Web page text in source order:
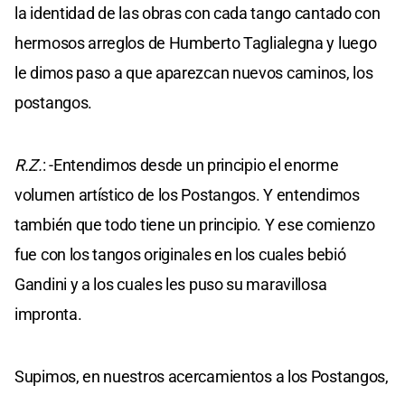
la identidad de las obras con cada tango cantado con
hermosos arreglos de Humberto Taglialegna y luego
le dimos paso a que aparezcan nuevos caminos, los
postangos.
R.Z.: -Entendimos desde un principio el enorme
volumen artístico de los Postangos. Y entendimos
también que todo tiene un principio. Y ese comienzo
fue con los tangos originales en los cuales bebió
Gandini y a los cuales les puso su maravillosa
impronta.
Supimos, en nuestros acercamientos a los Postangos,